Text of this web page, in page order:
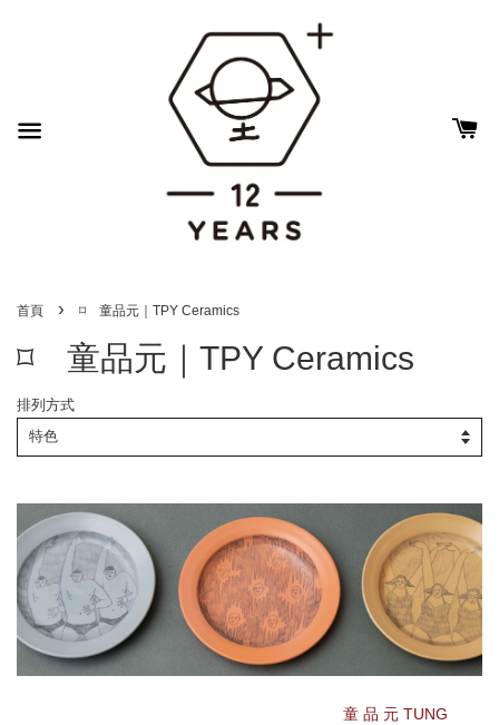
首頁 › ⌑ 童品元｜TPY Ceramics
⌑ 童品元｜TPY Ceramics
排列方式
童 品 元 TUNG